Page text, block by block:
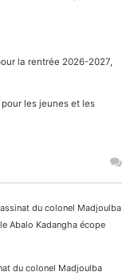
la rentrée 2026-2027,
les jeunes et les
du colonel Madjoulba
Abalo Kadangha écope
du colonel Madjoulba